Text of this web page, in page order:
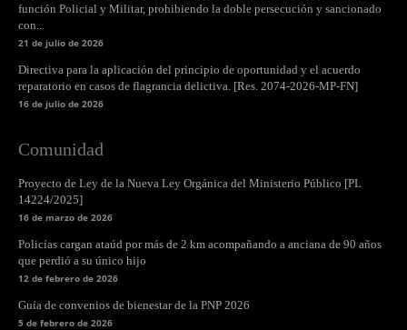
función Policial y Militar, prohibiendo la doble persecución y sancionado
con...
21 de julio de 2026
Directiva para la aplicación del principio de oportunidad y el acuerdo
reparatorio en casos de flagrancia delictiva. [Res. 2074-2026-MP-FN]
16 de julio de 2026
Comunidad
Proyecto de Ley de la Nueva Ley Orgánica del Ministerio Público [PL
14224/2025]
16 de marzo de 2026
Policías cargan ataúd por más de 2 km acompañando a anciana de 90 años
que perdió a su único hijo
12 de febrero de 2026
Guía de convenios de bienestar de la PNP 2026
5 de febrero de 2026